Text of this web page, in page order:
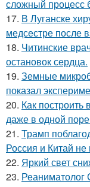
сложный процесс
17. В Луганске
медсестре после
18. Читинские
остановок сердца.
19. Земные
показал
20. Как построить
даже в одной
21. Трамп
Россия и Китай
22. Яркий свет
23. Реаниматолог